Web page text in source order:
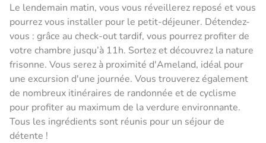
Le lendemain matin, vous vous réveillerez reposé et vous
pourrez vous installer pour le petit-déjeuner. Détendez-
vous : grâce au check-out tardif, vous pourrez profiter de
votre chambre jusqu’à 11h. Sortez et découvrez la nature
frisonne. Vous serez à proximité d'Ameland, idéal pour
une excursion d'une journée. Vous trouverez également
de nombreux itinéraires de randonnée et de cyclisme
pour profiter au maximum de la verdure environnante.
Tous les ingrédients sont réunis pour un séjour de
détente !